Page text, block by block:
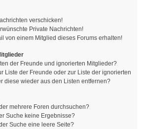
verschicken!
Private Nachrichten!
von einem Mitglied dieses Forums erhalten!
der Freunde und ignorierten Mitglieder?
Liste der Freunde oder zur Liste der ignorierten
diese wieder aus den Listen entfernen?
mehrere Foren durchsuchen?
Suche keine Ergebnisse?
Suche eine leere Seite?